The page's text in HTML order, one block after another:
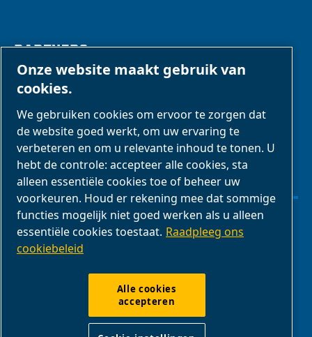
PARTNERS
Zakenpartners
E-Connect 2,0
Zakelijke portal
ABAC-
mediagalerij
Cookie-instellingen beheren
Juridische kennisgevingen & privacyverklaringen
Productconformiteit
Onze website maakt gebruik van
cookies.
We gebruiken cookies om ervoor te zorgen dat
de website goed werkt, om uw ervaring te
verbeteren en om u relevante inhoud te tonen. U
hebt de controle: accepteer alle cookies, sta
alleen essentiële cookies toe of beheer uw
voorkeuren. Houd er rekening mee dat sommige
functies mogelijk niet goed werken als u alleen
essentiële cookies toestaat. Raadpleeg ons
cookiebeleid
Alle cookies
accepteren